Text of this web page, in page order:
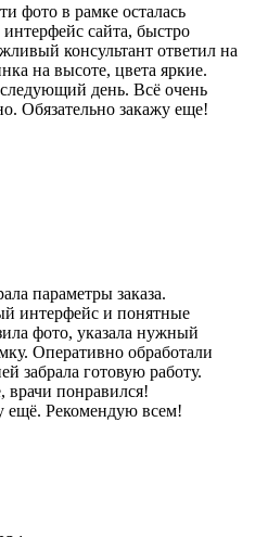
фото в рамке осталась
сайта, быстро
консультант ответил на
на высоте, цвета яркие.
день. Всё очень
Обязательно закажу еще!
параметры заказа.
интерфейс и понятные
фото, указала нужный
Оперативно обработали
забрала готовую работу.
врачи понравился!
ещё. Рекомендую всем!